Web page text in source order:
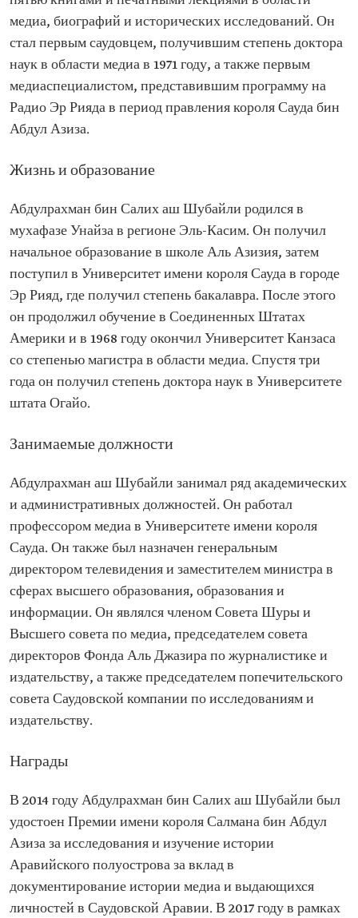
медиа, биографий и исторических исследований. Он
стал первым саудовцем, получившим степень доктора
наук в области медиа в 1971 году, а также первым
медиаспециалистом, представившим программу на
Радио Эр Рияда в период правления короля Сауда бин
Абдул Азиза.
Жизнь и образование
Абдулрахман бин Салих аш Шубайли родился в
мухафазе Унайза в регионе Эль-Касим. Он получил
начальное образование в школе Аль Азизия, затем
поступил в Университет имени короля Сауда в городе
Эр Рияд, где получил степень бакалавра. После этого
он продолжил обучение в Соединенных Штатах
Америки и в 1968 году окончил Университет Канзаса
со степенью магистра в области медиа. Спустя три
года он получил степень доктора наук в Университете
штата Огайо.
Занимаемые должности
Абдулрахман аш Шубайли занимал ряд академических
и административных должностей. Он работал
профессором медиа в Университете имени короля
Сауда. Он также был назначен генеральным
директором телевидения и заместителем министра в
сферах высшего образования, образования и
информации. Он являлся членом Совета Шуры и
Высшего совета по медиа, председателем совета
директоров Фонда Аль Джазира по журналистике и
издательству, а также председателем попечительского
совета Саудовской компании по исследованиям и
издательству.
Награды
В 2014 году Абдулрахман бин Салих аш Шубайли был
удостоен Премии имени короля Салмана бин Абдул
Азиза за исследования и изучение истории
Аравийского полуострова за вклад в
документирование истории медиа и выдающихся
личностей в Саудовской Аравии. В 2017 году в рамках